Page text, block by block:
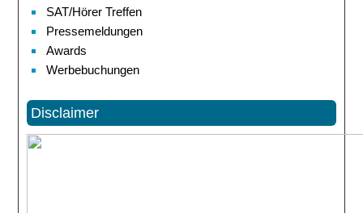
SAT/Hörer Treffen
Pressemeldungen
Awards
Werbebuchungen
Disclaimer